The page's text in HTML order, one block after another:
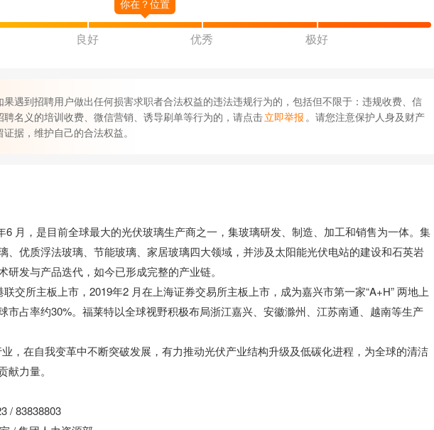
良好 优秀 极好
果遇到招聘用户做出任何损害求职者合法权益的违法违规行为的，包括但不限于：违规收费、信
聘名义的培训收费、微信营销、诱导刷单等行为的，请点击立即举报 。请您注意保护人身及财产
据，维护自己的合法权益。
，是目前全球最大的光伏玻璃生产商之一，集玻璃研发、制造、加工和销售为一体。集
、优质浮法玻璃、节能玻璃、家居玻璃四大领域，并涉及太阳能光伏电站的建设和石英岩
发与产品迭代，如今已形成完整的产业链。
所主板上市，2019年2 月在上海证券交易所主板上市，成为嘉兴市第一家“A+H” 两地上
市占率约30%。福莱特以全球视野积极布局浙江嘉兴、安徽滁州、江苏南通、越南等生产
在自我变革中不断突破发展，有力推动光伏产业结构升级及低碳化进程，为全球的清洁
力量。
/ 83838803